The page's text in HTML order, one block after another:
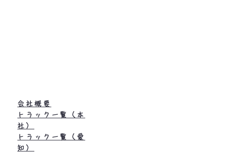
会社概要
トラック一覧（本
社）
トラック一覧（愛
知）